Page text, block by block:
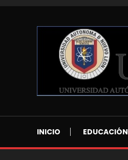
INICIO EDUCACIÓN